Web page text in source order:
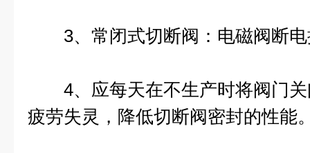
3、常闭式切断阀：电磁阀断电
4、应每天在不生产时将阀门关
疲劳失灵，降低切断阀密封的性能